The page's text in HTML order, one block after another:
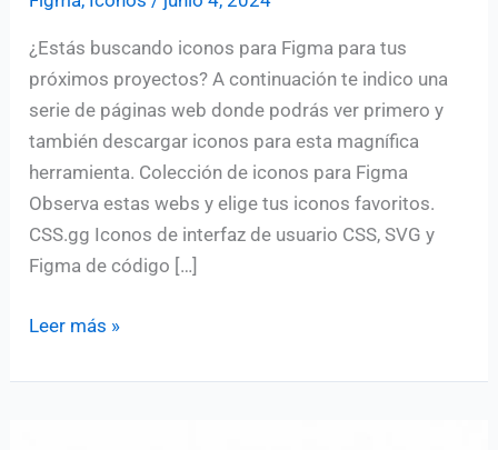
¿Estás buscando iconos para Figma para tus
próximos proyectos? A continuación te indico una
serie de páginas web donde podrás ver primero y
también descargar iconos para esta magnífica
herramienta. Colección de iconos para Figma
Observa estas webs y elige tus iconos favoritos.
CSS.gg Iconos de interfaz de usuario CSS, SVG y
Figma de código […]
Sitios
donde
Leer más »